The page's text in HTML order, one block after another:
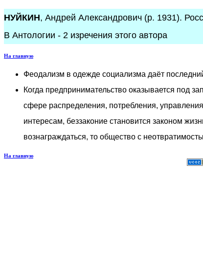
НУЙКИН, Андрей Александрович (р. 1931).
В Антологии - 2 изречения этого автора
На главную
Феодализм в одежде социализма даёт
Когда предпринимательство оказывается под
сфере распределения, потребления,
интересам, беззаконие становится законом
вознаграждаться, то общество с
На главную